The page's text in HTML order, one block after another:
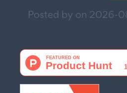
Posted by on 2026-